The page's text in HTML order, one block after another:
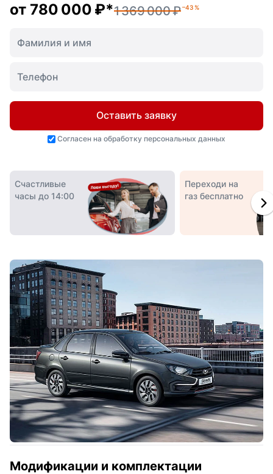
от 780 000 ₽*1 369 000 ₽–43 %
Оставить заявку
Согласен на обработку персональных данных
Счастливые
часы до 14:00
Переходи на
газ бесплатно
Модификации и комплектации